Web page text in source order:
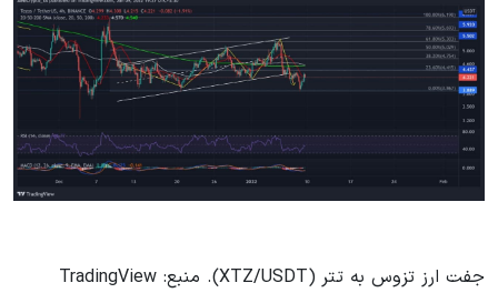
جفت ارز تزوس به تتر (XTZ/USDT). منبع: TradingView